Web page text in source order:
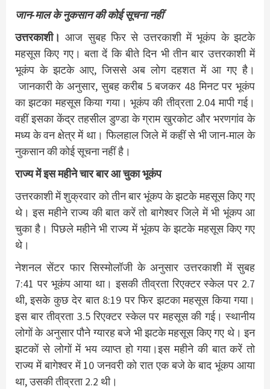
जान-माल के नुकसान की कोई सूचना नहीं
उत्तरकाशी।आज सुबह फिर से उत्तरकाशी में भूकंप के झटके
महसूस किए गए। बता दें कि बीते दिन भी तीन बार उत्तरकाशी में
भूकंप के झटके आए, जिससे अब लोग दहशत में आ गए है।
जानकारी के अनुसार, सुबह करीब 5 बजकर 48 मिनट पर भूकंप
का झटका महसूस किया गया। भूकंप की तीव्रता 2.04 मापी गई।
वहीं इसका केंद्र तहसील डुण्डा के ग्राम खुरकोट और भरणगांव के
मध्य के वन क्षेत्र में था। फिलहाल जिले में कहीं से भी जान-माल के
नुकसान की कोई सूचना नहीं है।
राज्य में इस महीने चार बार आ चुका भूकंप
उत्तरकाशी में शुक्रवार को तीन बार भूंकप के झटके महसूस किए गए
थे। इस महीने राज्य की बात करें तो बागेश्वर जिले में भी भूंकप आ
चुका है। पिछले महीने भी राज्य में भूंकप के झटके महसूस किए गए
थे।
नेशनल सेंटर फार सिस्मोलॉजी के अनुसार उत्तरकाशी में सुबह
7:41 पर भूकंप आया था। इसकी तीव्रता रिएक्टर स्केल पर 2.7
थी, इसके कुछ देर बात 8:19 पर फिर झटका महसूस किया गया।
इस बार तीव्रता 3.5 रिएक्टर स्केल पर महसूस की गई। स्थानीय
लोगों के अनुसार पौने ग्यारह बजे भी झटके महसूस किए गए थे। इन
झटकों से लोगों में भय व्याप्त हो गया।इस महीने की बात करें तो
राज्य में बागेश्वर में 10 जनवरी को रात एक बजे के बाद भूंकप आया
था, उसकी तीव्रता 2.2 थी।